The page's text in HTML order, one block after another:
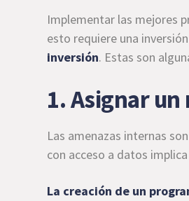
Implementar las mejores
esto requiere una
inversión. Estas son
1. Asignar
Las amenazas internas
con acceso a datos
La creación de un